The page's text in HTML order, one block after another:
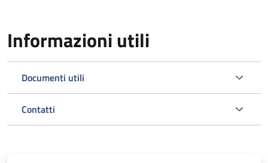
Informazioni utili
Documenti utili
Contatti